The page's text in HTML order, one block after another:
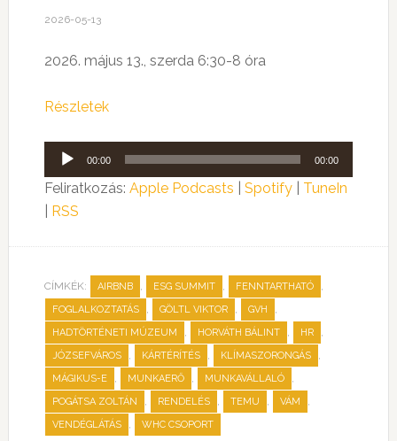
2026-05-13
2026. május 13., szerda 6:30-8 óra
Részletek
Audió
lejátszó
00:00 00:00
Feliratkozás: Apple Podcasts Spotify| TuneIn
RSS
CÍMKÉK: AIRBNB , ESG SUMMIT , FENNTARTHATÓ ,
FOGLALKOZTATÁS , GÖLTL VIKTOR , GVH ,
HADTÖRTÉNETI MÚZEUM , HORVÁTH BÁLINT , HR ,
JÓZSEFVÁROS , KÁRTÉRÍTÉS , KLÍMASZORONGÁS ,
MÁGIKUS-E , MUNKAERŐ , MUNKAVÁLLALÓ ,
POGÁTSA ZOLTÁN , RENDELÉS , TEMU , VÁM ,
VENDÉGLÁTÁS , WHC CSOPORT